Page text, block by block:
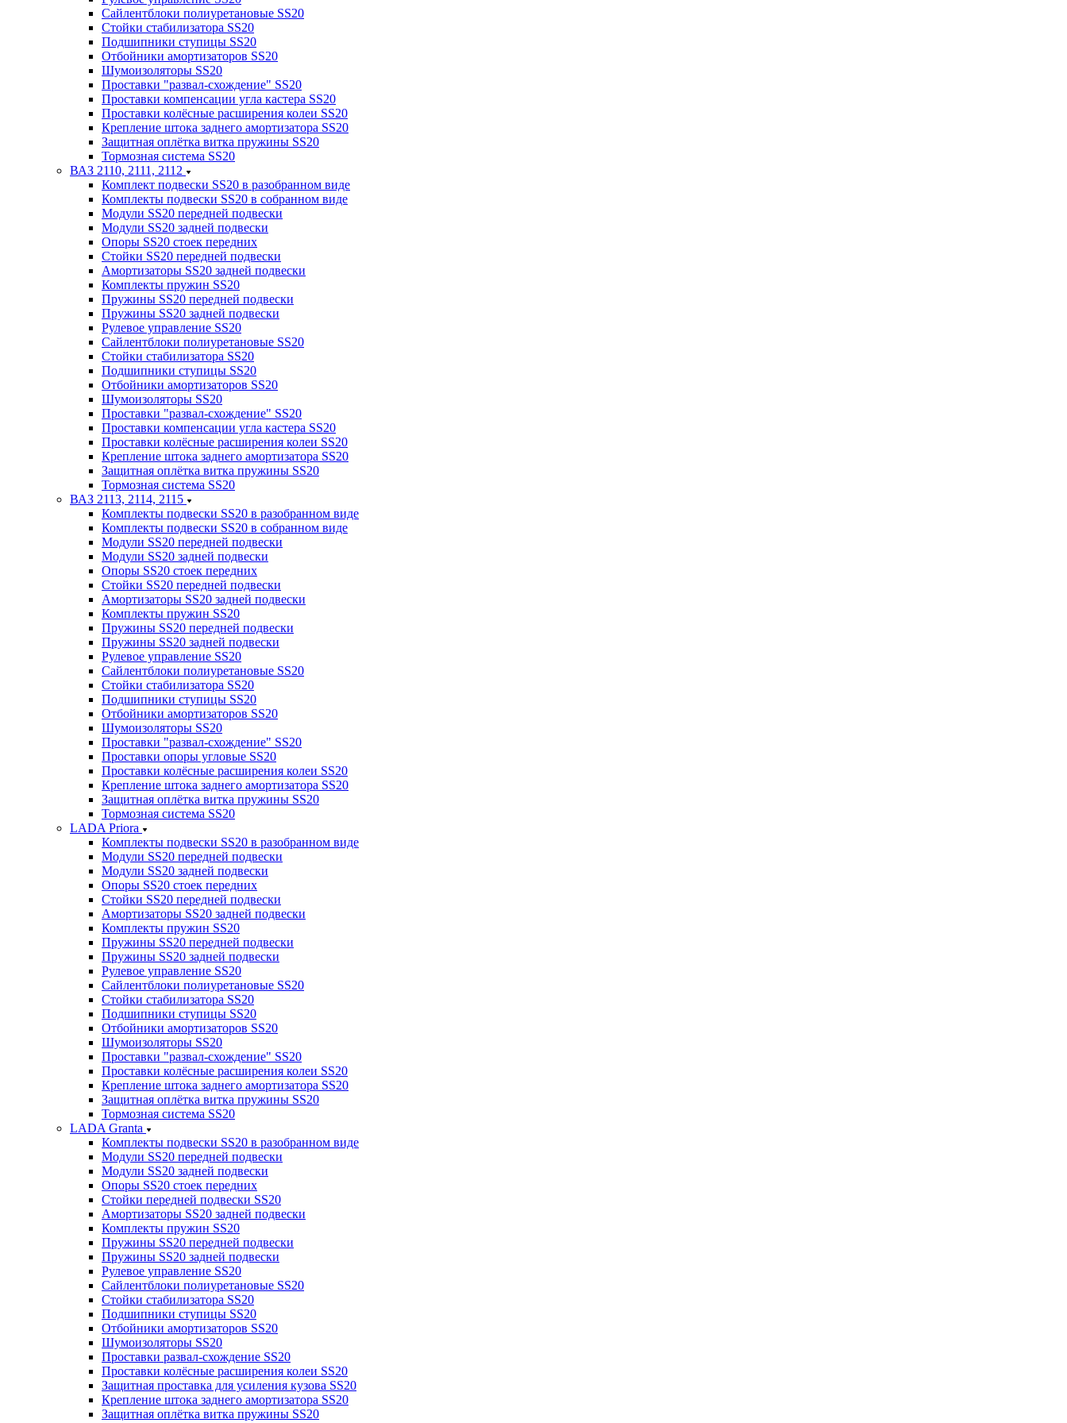
Сайлентблоки полиуретановые SS20
Стойки стабилизатора SS20
Подшипники ступицы SS20
Отбойники амортизаторов SS20
Шумоизоляторы SS20
Проставки "развал-схождение" SS20
Проставки компенсации угла кастера SS20
Проставки колёсные расширения колеи SS20
Крепление штока заднего амортизатора SS20
Защитная оплётка витка пружины SS20
Тормозная система SS20
ВАЗ 2110, 2111, 2112
Комплект подвески SS20 в разобранном виде
Комплекты подвески SS20 в собранном виде
Модули SS20 передней подвески
Модули SS20 задней подвески
Опоры SS20 стоек передних
Стойки SS20 передней подвески
Амортизаторы SS20 задней подвески
Комплекты пружин SS20
Пружины SS20 передней подвески
Пружины SS20 задней подвески
Рулевое управление SS20
Сайлентблоки полиуретановые SS20
Стойки стабилизатора SS20
Подшипники ступицы SS20
Отбойники амортизаторов SS20
Шумоизоляторы SS20
Проставки "развал-схождение" SS20
Проставки компенсации угла кастера SS20
Проставки колёсные расширения колеи SS20
Крепление штока заднего амортизатора SS20
Защитная оплётка витка пружины SS20
Тормозная система SS20
ВАЗ 2113, 2114, 2115
Комплекты подвески SS20 в разобранном виде
Комплекты подвески SS20 в собранном виде
Модули SS20 передней подвески
Модули SS20 задней подвески
Опоры SS20 стоек передних
Стойки SS20 передней подвески
Амортизаторы SS20 задней подвески
Комплекты пружин SS20
Пружины SS20 передней подвески
Пружины SS20 задней подвески
Рулевое управление SS20
Сайлентблоки полиуретановые SS20
Стойки стабилизатора SS20
Подшипники ступицы SS20
Отбойники амортизаторов SS20
Шумоизоляторы SS20
Проставки "развал-схождение" SS20
Проставки опоры угловые SS20
Проставки колёсные расширения колеи SS20
Крепление штока заднего амортизатора SS20
Защитная оплётка витка пружины SS20
Тормозная система SS20
LADA Priora
Комплекты подвески SS20 в разобранном виде
Модули SS20 передней подвески
Модули SS20 задней подвески
Опоры SS20 стоек передних
Стойки SS20 передней подвески
Амортизаторы SS20 задней подвески
Комплекты пружин SS20
Пружины SS20 передней подвески
Пружины SS20 задней подвески
Рулевое управление SS20
Сайлентблоки полиуретановые SS20
Стойки стабилизатора SS20
Подшипники ступицы SS20
Отбойники амортизаторов SS20
Шумоизоляторы SS20
Проставки "развал-схождение" SS20
Проставки колёсные расширения колеи SS20
Крепление штока заднего амортизатора SS20
Защитная оплётка витка пружины SS20
Тормозная система SS20
LADA Granta
Комплекты подвески SS20 в разобранном виде
Модули SS20 передней подвески
Модули SS20 задней подвески
Опоры SS20 стоек передних
Стойки передней подвески SS20
Амортизаторы SS20 задней подвески
Комплекты пружин SS20
Пружины SS20 передней подвески
Пружины SS20 задней подвески
Рулевое управление SS20
Сайлентблоки полиуретановые SS20
Стойки стабилизатора SS20
Подшипники ступицы SS20
Отбойники амортизаторов SS20
Шумоизоляторы SS20
Проставки развал-схождение SS20
Проставки колёсные расширения колеи SS20
Защитная проставка для усиления кузова SS20
Крепление штока заднего амортизатора SS20
Защитная оплётка витка пружины SS20